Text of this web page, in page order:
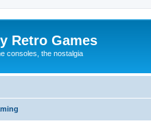
Retro Games
consoles, the nostalgia